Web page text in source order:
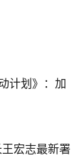
计划》：加
宏志最新署